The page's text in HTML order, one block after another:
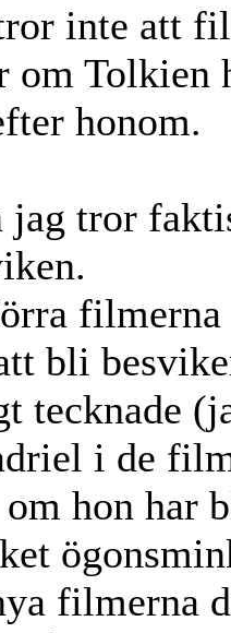
inte att
om Tolkien
honom.
jag tror
filmerna
bli
tecknade
i de
om hon har
filmerna